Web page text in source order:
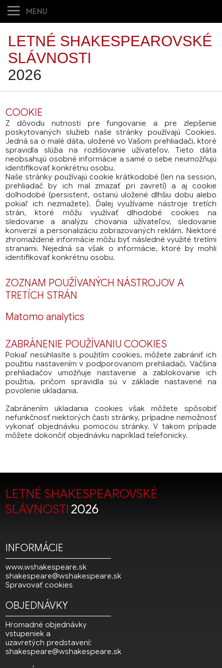
MENU
LETNÉ SHAKESPEAROVSKÉ
SLÁVNOSTI
2026
COOKIE
Z dôvodu nutnosti pre fungovanie a pre zlepšenie
poskytovaných služieb naše stránky používajú Cookies.
Jedná sa o malé dáta, uložené vo Vašom prehliadači, ktoré
spravidla slúžia na rozlišovanie užívateľov. Tieto dáta
neobsahujú osobné informácie a samé o sebe neumožňujú
identifikovať konkrétnu osobu.
Naše stránky používajú cookie krátkodobé (len na session,
prehliadač by ich mal zmazať pri zavretí) a aj cookie
dolhodobé (persistent, ostanú uložené dlhšiu dobu alebo
pokiaľ ich nezmažete). Ďalej využívame nástroje tretích
strán, ktoré môžu využívať dlhodobé cookies na
sledovanie a analýzu chovania užívateľov, sledovanie
konverzií a personalizáciu zobrazovaných reklám. Niektoré
zhromaždené informácie môžu byť následné využité tretími
stranami. Nejedná sa však o informácie, ktoré by mohli
identifikovať konkrétnu osobu.
ZOZNAM POUŽÍVANÝCH NÁSTROJOV A
TRETÍCH STRÁN
Matomo analytics
ZABRÁNENIE POUŽÍVANIU COOKIES
Pokiaľ nesúhlasíte s použitím cookies, môžete zabrániť ich
použitiu nastavením v podporovanom prehliadači. Väčšina
prehliadačov umožňuje nastavenie a zablokovanie ich
použitia, pričom spravidla sú v základe nastavené na
povolenie ukladania.
Zabránením ukladania cookies však môžete spôsobiť
nefunkčnosť niektorých časti stránky, prípadne nemožnosť
vykonať objednávku pomocou stránky. V takom prípade
môžete dokončiť objednávku napríklad telefonicky.
LETNÉ SHAKESPEAROVSKÉ
SLÁVNOSTI 2026
INFORMÁCIE
www.wshakespeare.sk
shakespeare@wshakespeare.sk
Spravovať cookies
OBJEDNÁVKY
Hromadné objednávky
vstupeniek a
uzavretých predstavení:
shakespeare@wshakespeare.sk